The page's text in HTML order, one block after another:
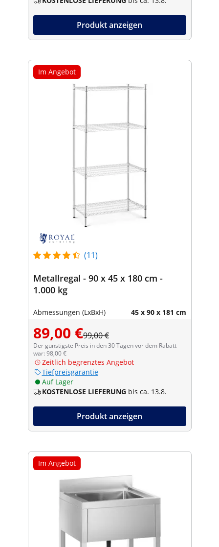
Produkt anzeigen
Im Angebot
(11)
Metallregal - 90 x 45 x 180 cm -
1.000 kg
Abmessungen (LxBxH) 45 x 90 x 181 cm
89,00 €99,00 €
Der günstigste Preis in den 30 Tagen vor dem Rabatt
war: 98,00 €
Zeitlich begrenztes Angebot
Tiefpreisgarantie
Auf Lager
KOSTENLOSE LIEFERUNG bis ca. 13.8.
Produkt anzeigen
Im Angebot